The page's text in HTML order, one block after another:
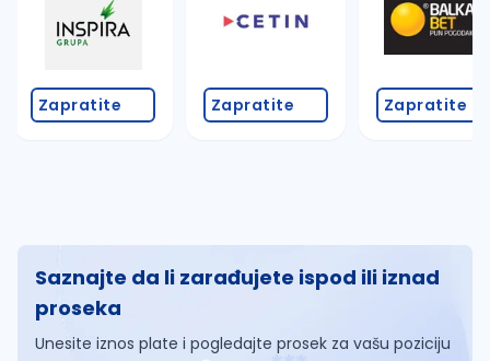
Zapratite Zapratite Zapratite
Saznajte da li zarađujete ispod ili iznad
proseka
Unesite iznos plate i pogledajte prosek za vašu poziciju